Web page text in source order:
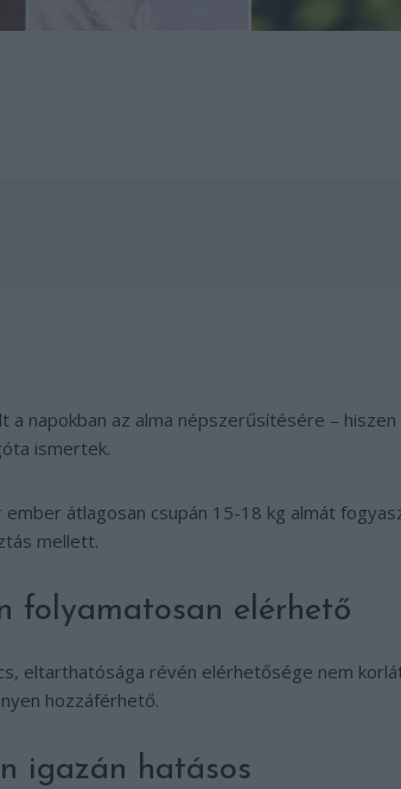
a napokban az alma népszerűsítésére –
ismertek.
átlagosan csupán 15-18 kg almát
mellett.
folyamatosan elérhető
eltarthatósága révén elérhetősége nem
hozzáférhető.
igazán hatásos